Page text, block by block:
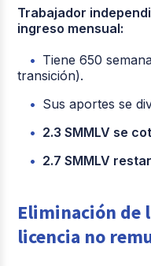
Trabajador
ingreso mensual:
Tiene 650
transición).
Sus aportes se
2.3 SMMLV se
2.7 SMMLV
Eliminación de
licencia no